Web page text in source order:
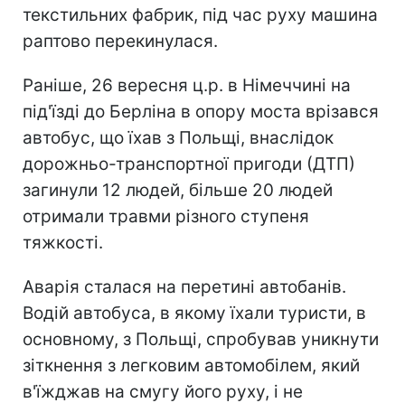
текстильних фабрик, під час руху машина
раптово перекинулася.
Раніше, 26 вересня ц.р. в Німеччині на
під'їзді до Берліна в опору моста врізався
автобус, що їхав з Польщі, внаслідок
дорожньо-транспортної пригоди (ДТП)
загинули 12 людей, більше 20 людей
отримали травми різного ступеня
тяжкості.
Аварія сталася на перетині автобанів.
Водій автобуса, в якому їхали туристи, в
основному, з Польщі, спробував уникнути
зіткнення з легковим автомобілем, який
в'їжджав на смугу його руху, і не